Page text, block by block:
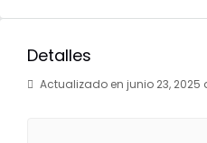
Detalles
Actualizado en junio 23, 2025